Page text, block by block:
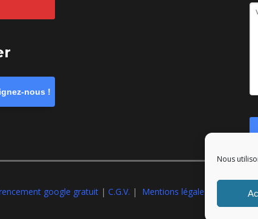
Nous
nous !
google gratuit | C.G.V. | Mentions légales |All rights